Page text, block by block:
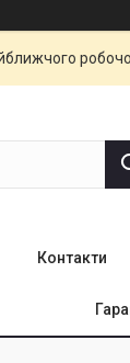
Контакти